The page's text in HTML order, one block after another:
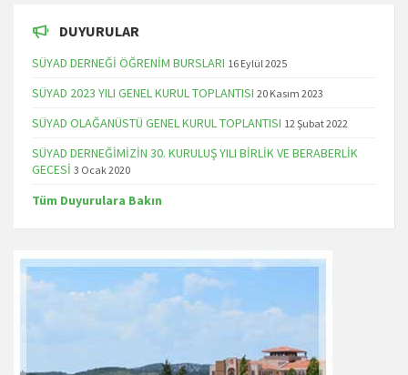
DUYURULAR
SÜYAD DERNEĞİ ÖĞRENİM BURSLARI 16 Eylül 2025
SÜYAD 2023 YILI GENEL KURUL TOPLANTISI 20 Kasım 2023
SÜYAD OLAĞANÜSTÜ GENEL KURUL TOPLANTISI 12 Şubat 2022
SÜYAD DERNEĞİMİZİN 30. KURULUŞ YILI BİRLİK VE BERABERLİK
GECESİ 3 Ocak 2020
Tüm Duyurulara Bakın